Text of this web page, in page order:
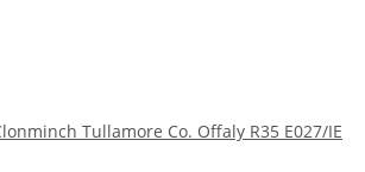
Tullamore Co. Offaly R35 E027/IE